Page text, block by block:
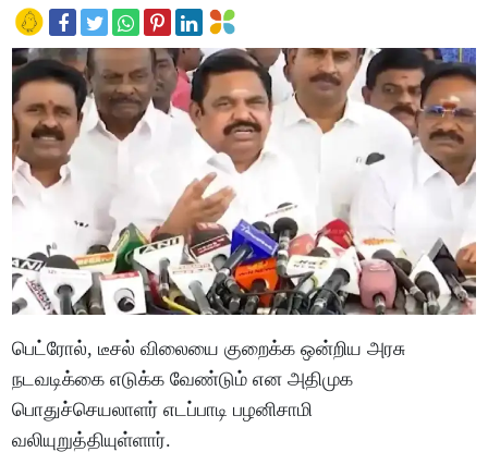
பெட்ரோல், டீசல் விலையை குறைக்க ஒன்றிய அரசு
நடவடிக்கை எடுக்க வேண்டும் என அதிமுக
பொதுச்செயலாளர் எடப்பாடி பழனிசாமி
வலியுறுத்தியுள்ளார்.